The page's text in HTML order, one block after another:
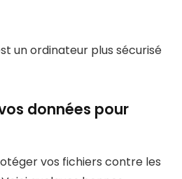
un ordinateur plus sécurisé
données pour
vos fichiers contre les